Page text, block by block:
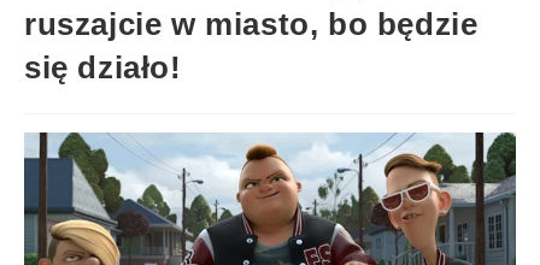
ruszajcie w miasto, bo będzie
się działo!